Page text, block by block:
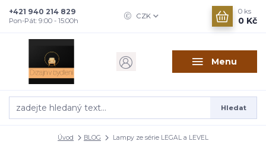
Menu
CZK
Hledat
+421 940 214 829
Pon-Pát: 9:00 - 15:00h
0 ks
0 Kč
Úvod BLOG Lampy ze série LEGAL a LEVEL